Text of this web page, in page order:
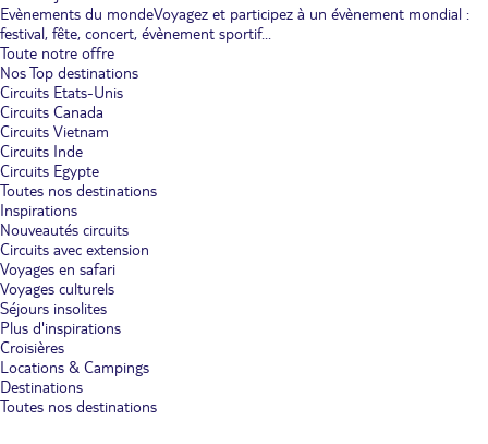
Evènements du mondeVoyagez et participez à un évènement mondial :
festival, fête, concert, évènement sportif...
Toute notre offre
Nos Top destinations
Circuits Etats-Unis
Circuits Canada
Circuits Vietnam
Circuits Inde
Circuits Egypte
Toutes nos destinations
Inspirations
Nouveautés circuits
Circuits avec extension
Voyages en safari
Voyages culturels
Séjours insolites
Plus d'inspirations
Croisières
Locations & Campings
Destinations
Toutes nos destinations